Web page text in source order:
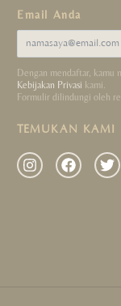
Email Anda
Dengan mendaftar, kamu
Kebijakan Privasi kami.
Formulir dilindungi oleh
TEMUKAN KAMI